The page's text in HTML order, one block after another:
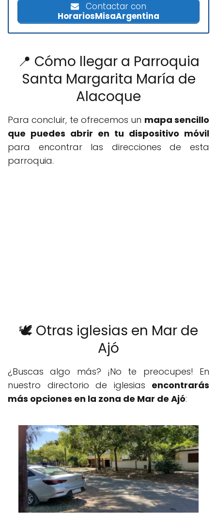
Contactar con
HorariosMisaArgentina
📍 Cómo llegar a Parroquia
Santa Margarita María de
Alacoque
Para concluir, te ofrecemos un mapa sencillo
que puedes abrir en tu dispositivo móvil
para encontrar las direcciones de esta
parroquia.
🕊️ Otras iglesias en Mar de
Ajó
¿Buscas algo más? ¡No te preocupes! En
nuestro directorio de iglesias encontrarás
más opciones en la zona de Mar de Ajó: